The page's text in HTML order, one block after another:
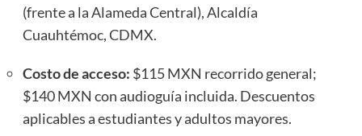
(frente a la Alameda Central), Alcaldía
Cuauhtémoc, CDMX.
Costo de acceso: $115 MXN recorrido general;
$140 MXN con audioguía incluida. Descuentos
aplicables a estudiantes y adultos mayores.